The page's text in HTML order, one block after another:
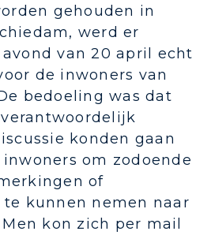
gehouden in
werd er
van 20 april echt
de inwoners van
bedoeling was dat
konden gaan
om zodoende
of
kunnen nemen naar
kon zich per mail